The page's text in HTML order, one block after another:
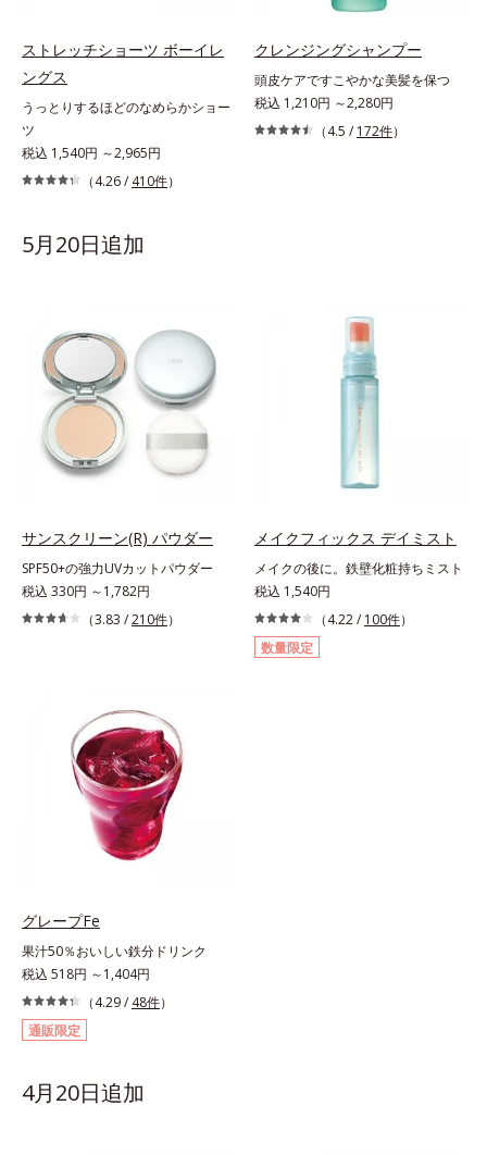
ストレッチショーツ ボーイレ
ングス
うっとりするほどのなめらかショー
ツ
税込 1,540円 ～2,965円
（4.26 / 410件）
クレンジングシャンプー
頭皮ケアですこやかな美髪を保つ
税込 1,210円 ～2,280円
（4.5 / 172件）
5月20日追加
サンスクリーン(R) パウダー
SPF50+の強力UVカットパウダー
税込 330円 ～1,782円
（3.83 /210件）
メイクフィックス デイミスト
メイクの後に。鉄壁化粧持ちミスト
税込 1,540円
（4.22 / 100件）
数量限定
グレープFe
果汁50％おいしい鉄分ドリンク
税込 518円 ～1,404円
（4.29 / 48件）
通販限定
4月20日追加